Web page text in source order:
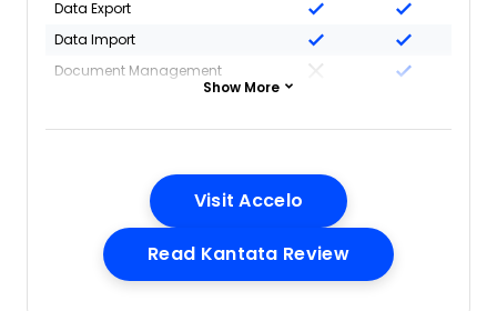
Data Export
Data Import
Document Management
External Integrations
Gantt Charts
Inventory Tracking
Show More
Visit Accelo Opens New Window
Read Kantata ReviewOpens New